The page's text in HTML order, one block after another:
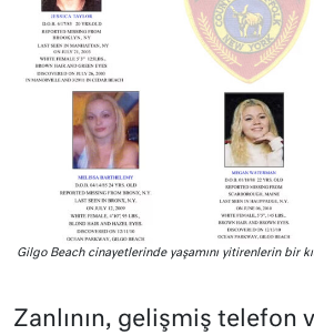
Gilgo Beach cinayetlerinde yaşamını yitirenlerin bir
Zanlının, gelişmiş telefon